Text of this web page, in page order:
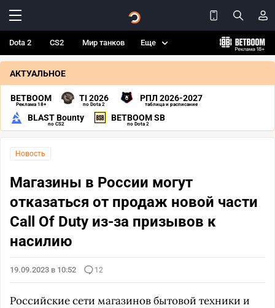
Dota 2 CS2 Мир танков Еще
АКТУАЛЬНОЕ
BETBOOM
Реклама 18+
TI 2026
по Dota 2
РПЛ 2026-2027
таблица и расписание
BLAST Bounty
по CS2
BETBOOM SB
по Dota 2
Новость
Магазины в России могут
отказаться от продаж новой части
Call Of Duty из-за призывов к
насилию
19.09.2023 в 10:52 12
Российские сети магазинов бытовой техники и